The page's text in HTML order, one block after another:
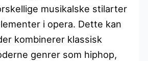
musikalske stilarter
i opera. Dette kan
kombinerer klassisk
genrer som hiphop,